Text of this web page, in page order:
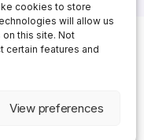
cookies to store
will allow us
this site. Not
certain features and
View preferences